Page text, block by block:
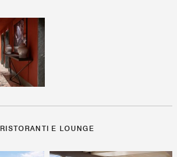
RISTORANTI E LOUNGE